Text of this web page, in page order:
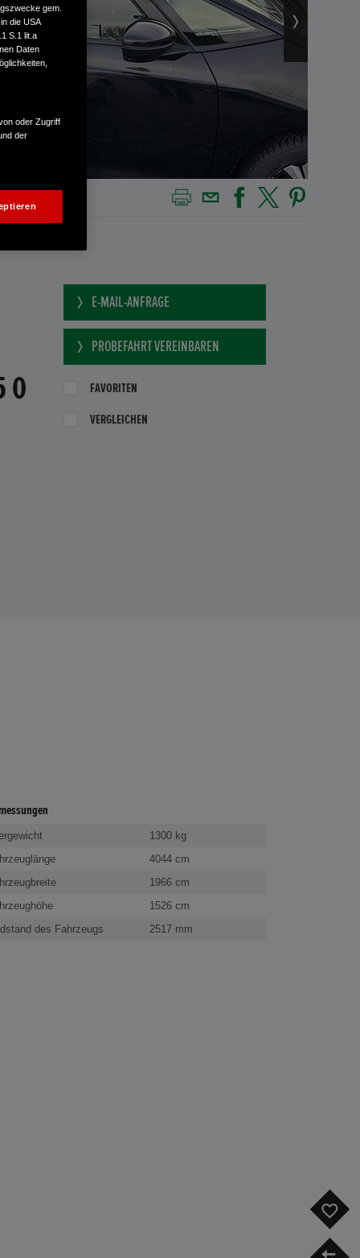
0
E-MAIL-ANFRAGE
PROBEFAHRT VEREINBAREN
FAVORITEN
VERGLEICHEN
1300 kg
4044 cm
1966 cm
1526 cm
des Fahrzeugs
2517 mm
gem.
die USA
S.1 lit.a
Daten
oder Zugriff
der